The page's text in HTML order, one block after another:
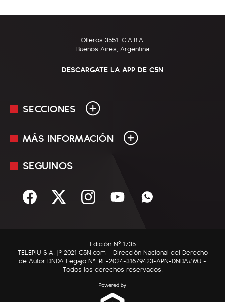
Olleros 3551, C.A.B.A.
Buenos Aires, Argentina
DESCARGATE LA APP DE C5N
SECCIONES
En Vivo
Sociedad
C5N Autos
RatingCero
MÁS INFORMACIÓN
Mediakit
Términos y condiciones
SEGUINOS
Edición Nº 1735
TELEPIU S.A. |© 2021 C5N.com - Dirección Nacional del Derecho
de Autor DNDA Legajo N°: RL-2024-31679423-APN-DNDA#MJ -
Todos los derechos reservados.